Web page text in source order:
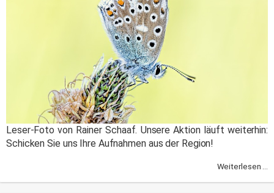
Leser-Foto von Rainer Schaaf. Unsere Aktion läuft weiterhin:
Schicken Sie uns Ihre Aufnahmen aus der Region!
Weiterlesen ...